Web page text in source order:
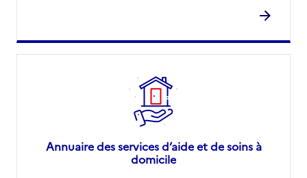
Annuaire des services d’aide et de soins à
domicile